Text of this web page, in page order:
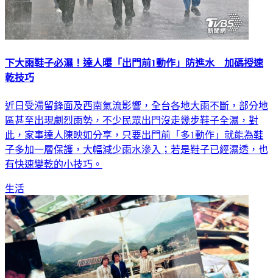
下大雨鞋子必濕！達人曝「出門前1動作」防進水 加碼授速
乾技巧
近日受滯留鋒面及西南氣流影響，全台各地大雨不斷，部分地
區甚至出現劇烈雨勢，不少民眾出門沒走幾步鞋子全濕，對
此，家事達人陳映如分享，只要出門前「多1動作」就能為鞋
子多加一層保護，大幅減少雨水滲入；若是鞋子已經濕透，也
有快速變乾的小技巧。
生活